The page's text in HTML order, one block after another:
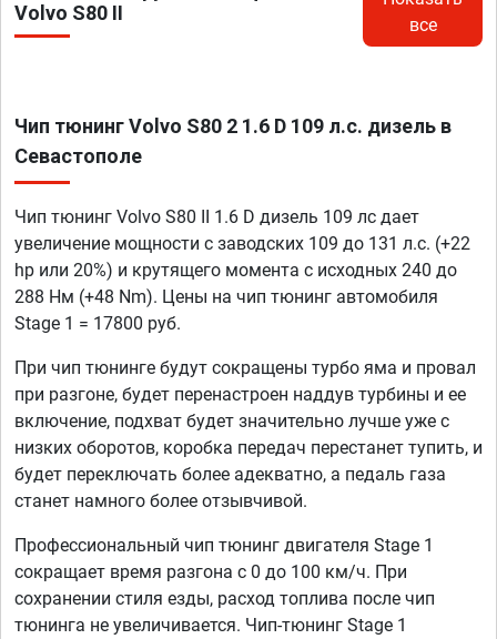
Volvo S80 II
все
Чип тюнинг Volvo S80 2 1.6 D 109 л.с. дизель в
Севастополе
Чип тюнинг Volvo S80 II 1.6 D дизель 109 лс дает
увеличение мощности с заводских 109 до 131 л.с. (+22
hp или 20%) и крутящего момента с исходных 240 до
288 Нм (+48 Nm). Цены на чип тюнинг автомобиля
Stage 1 = 17800 руб.
При чип тюнинге будут сокращены турбо яма и провал
при разгоне, будет перенастроен наддув турбины и ее
включение, подхват будет значительно лучше уже с
низких оборотов, коробка передач перестанет тупить, и
будет переключать более адекватно, а педаль газа
станет намного более отзывчивой.
Профессиональный чип тюнинг двигателя Stage 1
сокращает время разгона с 0 до 100 км/ч. При
сохранении стиля езды, расход топлива после чип
тюнинга не увеличивается. Чип-тюнинг Stage 1